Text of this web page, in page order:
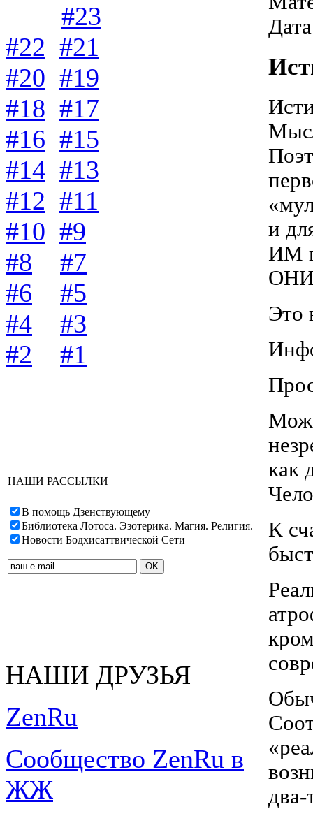
#23
#22 #21
#20 #19
#18 #17
#16 #15
#14 #13
#12 #11
#10 #9
#8
#7
#6
#5
#4
#3
#2
#1
НАШИ РАССЫЛКИ
В помощь Дзенствующему
Библиотека Лотоса. Эзотерика. Магия. Религия.
Новости Бодхисаттвической Сети
НАШИ ДРУЗЬЯ
ZenRu
Сообщество ZenRu в
ЖЖ
и
ИМ
ОНИ
Это
как
К
два-